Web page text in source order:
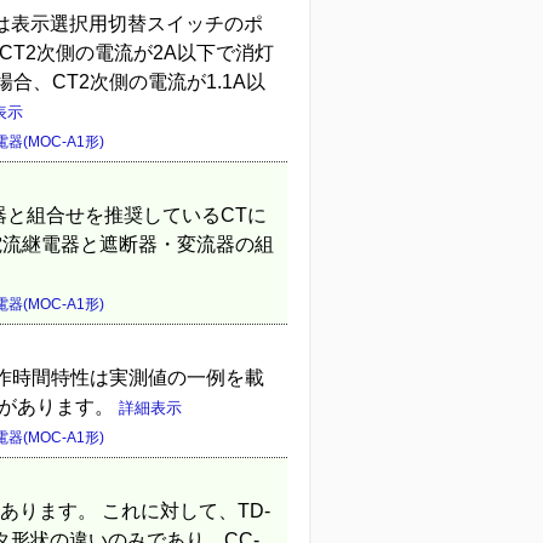
表示選択用切替スイッチのポ
次側の電流が2A以下で消灯
、CT2次側の電流が1.1A以
示
器(MOC-A1形)
組合せを推奨しているCTに
継電器と遮断器・変流器の組
器(MOC-A1形)
時間特性は実測値の一例を載
あります。 詳細表示
器(MOC-A1形)
ります。 これに対して、TD-